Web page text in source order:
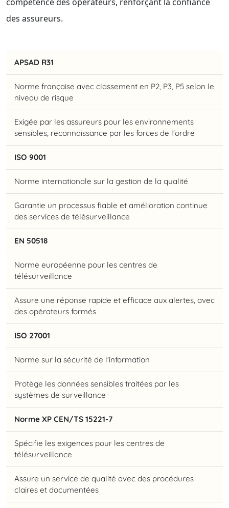
compétence des opérateurs, renforçant la confiance
des assureurs.
APSAD R31
Norme française avec classement en P2, P3, P5 selon le
niveau de risque
Exigée par les assureurs pour les environnements
sensibles, reconnaissance par les forces de l'ordre
ISO 9001
Norme internationale sur la gestion de la qualité
Garantie un processus fiable et amélioration continue
des services de télésurveillance
EN 50518
Norme européenne pour les centres de
télésurveillance
Assure une réponse rapide et efficace aux alertes, avec
des opérateurs formés
ISO 27001
Norme sur la sécurité de l'information
Protège les données sensibles traitées par les
systèmes de surveillance
Norme XP CEN/TS 15221-7
Spécifie les exigences pour les centres de
télésurveillance
Assure un service de qualité avec des procédures
claires et documentées